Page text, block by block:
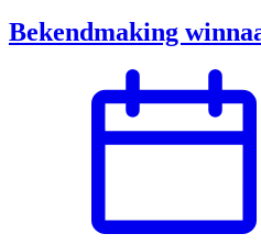
Bekendmaking